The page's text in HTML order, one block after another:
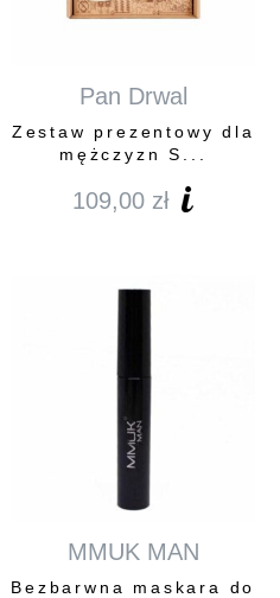
Pan Drwal
Zestaw prezentowy dla
mężczyzn S...
109,00 zł
MMUK MAN
Bezbarwna maskara do